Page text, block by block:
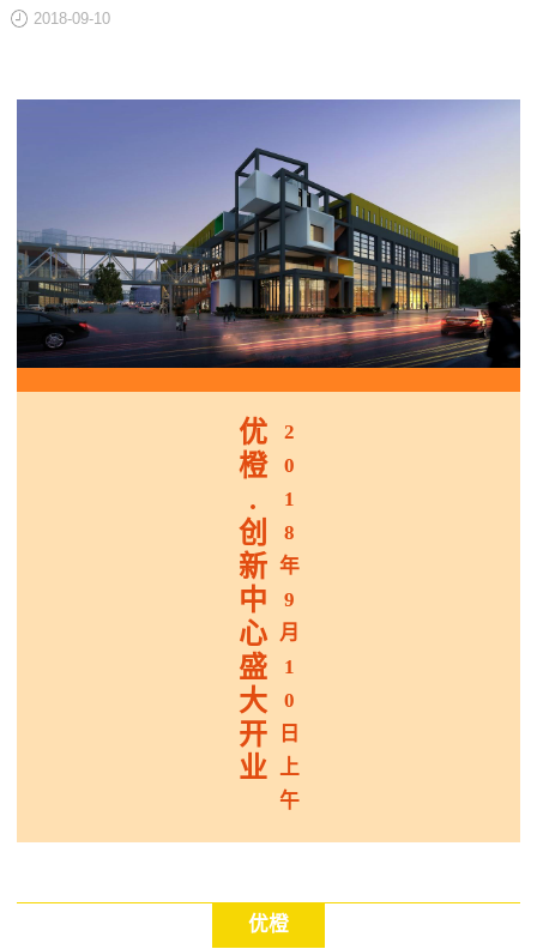
2018-09-10
优
橙
.
创
新
中
心
盛
大
开
业
2
0
1
8
年
9
月
1
0
日
上
午
优橙